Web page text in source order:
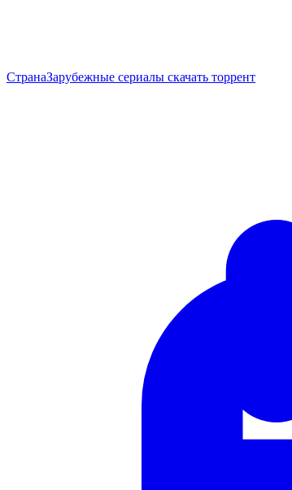
СтранаЗарубежные сериалы скачать торрент